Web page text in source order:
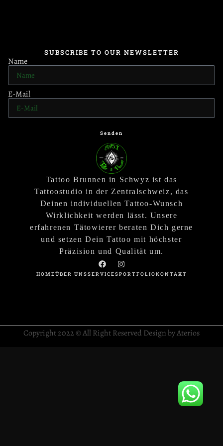
SUBSCRIBE TO OUR NEWSLETTER
Name
E-Mail
Senden
Tattoo Brunnen in Schwyz ist das
Tattoostudio in der Zentralschweiz, das
Deinen individuellen Tattoo-Wunsch
Wirklichkeit werden lässt. Unsere
erfahrenen Tätowierer beraten Dich gerne
und setzen Dein Tattoo mit höchster
Präzision und Qualität um.
HOMEÜBER UNSSERVICESPORTFOLIOKONTAKT
Copyright 2022 © All Right Reserved Design by Aterios